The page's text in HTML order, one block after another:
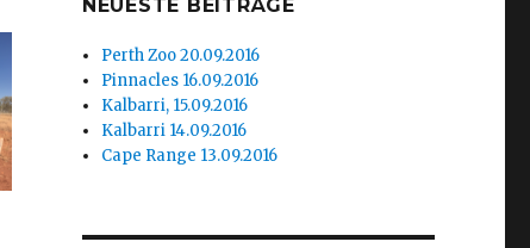
NEUESTE BEITRÄGE
Perth Zoo 20.09.2016
Pinnacles 16.09.2016
Kalbarri, 15.09.2016
Kalbarri 14.09.2016
Cape Range 13.09.2016